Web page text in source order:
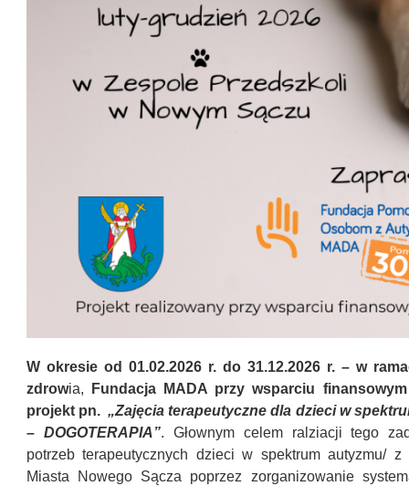
W okresie od 01.02.2026 r. do 31.12.2026 r. – w
zdrowia,
Fundacja MADA przy wsparciu
projekt pn.„Zajęcia terapeutyczne dla dzieci w
– DOGOTERAPIA”. Głownym celem ralziacji tego
potrzeb terapeutycznych dzieci w spektrum autyzmu/ z
Miasta Nowego Sącza poprzez zorganizowanie